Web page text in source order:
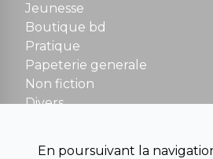
NOUS CONTACTER
contact@la-griffe-noire.com
Jeunesse
Boutique bd
Pratique
Papeterie generale
Non fiction
Divers
En poursuivant la